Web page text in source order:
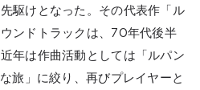
駆けとなった。その代表作「ル
ンドトラックは、70年代後半
年は作曲活動としては「ルパン
旅」に絞り、再びプレイヤーと